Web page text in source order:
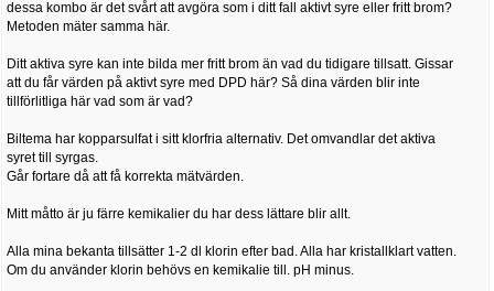
dessa kombo är det svårt att avgöra som i ditt fall aktivt syre eller fritt brom?
Metoden mäter samma här.
Ditt aktiva syre kan inte bilda mer fritt brom än vad du tidigare tillsatt. Gissar
att du får värden på aktivt syre med DPD här? Så dina värden blir inte
tillförlitliga här vad som är vad?
Biltema har kopparsulfat i sitt klorfria alternativ. Det omvandlar det aktiva
syret till syrgas.
Går fortare då att få korrekta mätvärden.
Mitt måtto är ju färre kemikalier du har dess lättare blir allt.
Alla mina bekanta tillsätter 1-2 dl klorin efter bad. Alla har kristallklart vatten.
Om du använder klorin behövs en kemikalie till. pH minus.